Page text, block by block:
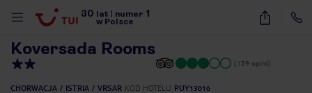
30 lat numer 1
w Polsce
10
Koversada Rooms
(159 opinii)
CHORWACJA ISTRIA VRSAR KOD HOTELU PUY13016